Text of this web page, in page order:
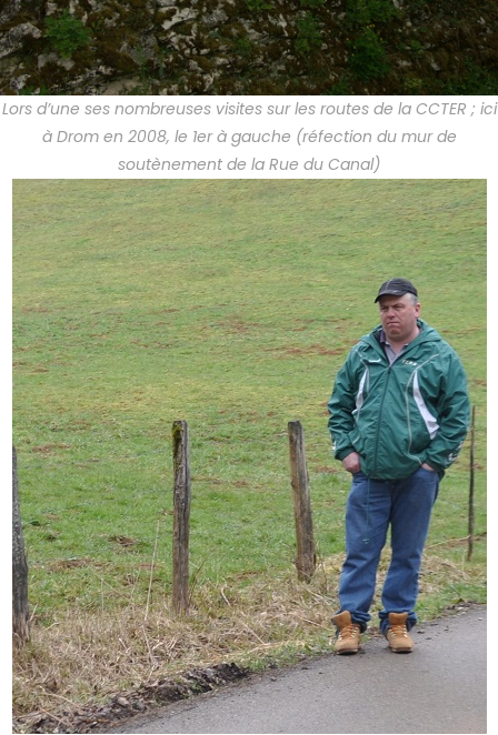
Lors d’une ses nombreuses visites sur les routes de la CCTER ; ici
à Drom en 2008, le 1er à gauche (réfection du mur de
soutènement de la Rue du Canal)